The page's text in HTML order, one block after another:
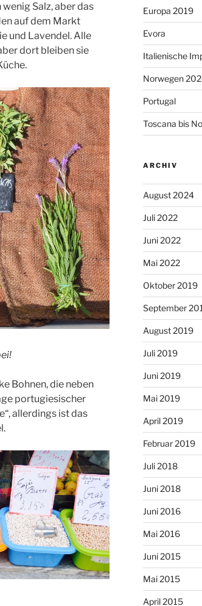
Salz, aber das
auf dem Markt
und Lavendel. Alle
dort bleiben sie
Bohnen, die neben
portugiesischer
allerdings ist das
Europa 2019
Evora
Italienische
Norwegen
Portugal
Toscana bis
ARCHIV
August 2024
Juli 2022
Juni 2022
Mai 2022
Oktober 2019
September
August 2019
Juli 2019
Juni 2019
Mai 2019
April 2019
Februar 2019
Juli 2018
Juni 2018
Juni 2016
Mai 2016
Juni 2015
Mai 2015
April 2015